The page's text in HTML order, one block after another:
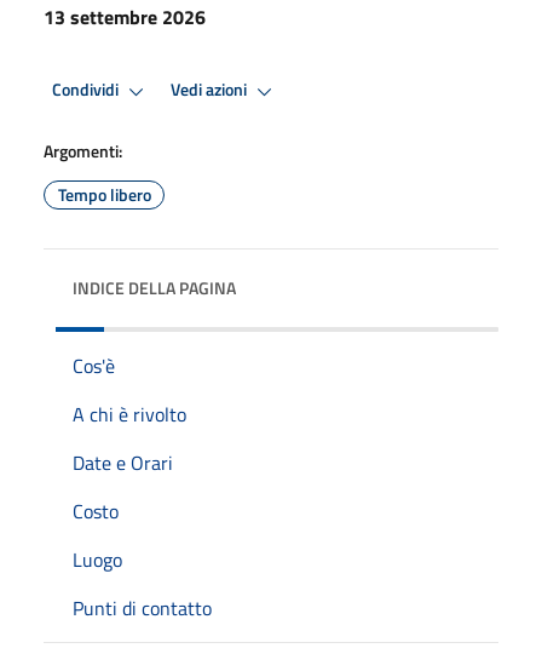
13 settembre 2026
Condividi Vedi azioni
Argomenti:
Tempo libero
INDICE DELLA PAGINA
Cos'è
A chi è rivolto
Date e Orari
Costo
Luogo
Punti di contatto